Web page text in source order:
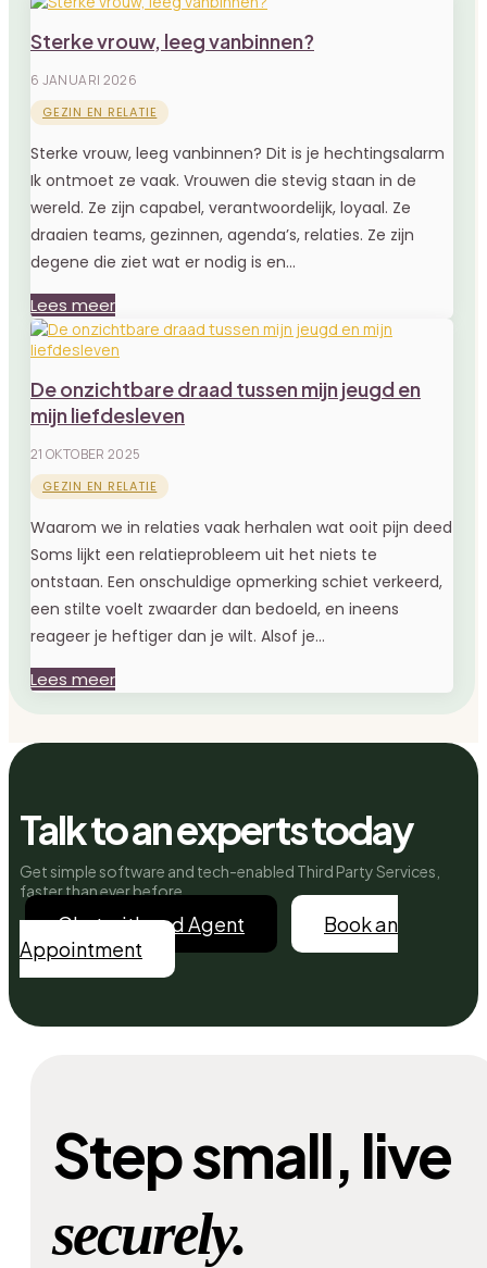
Sterke vrouw, leeg vanbinnen?
6 JANUARI 2026
GEZIN EN RELATIE
Sterke vrouw, leeg vanbinnen? Dit is je hechtingsalarm
Ik ontmoet ze vaak. Vrouwen die stevig staan in de
wereld. Ze zijn capabel, verantwoordelijk, loyaal. Ze
draaien teams, gezinnen, agenda’s, relaties. Ze zijn
degene die ziet wat er nodig is en...
Lees meer
De onzichtbare draad tussen mijn jeugd en
mijn liefdesleven
21 OKTOBER 2025
GEZIN EN RELATIE
Waarom we in relaties vaak herhalen wat ooit pijn deed
Soms lijkt een relatieprobleem uit het niets te
ontstaan. Een onschuldige opmerking schiet verkeerd,
een stilte voelt zwaarder dan bedoeld, en ineens
reageer je heftiger dan je wilt. Alsof je...
Lees meer
Talk to an experts today
Get simple software and tech-enabled Third Party Services,
faster than ever before.
Chat with and Agent
Book an
Appointment
Step small, live
securely.